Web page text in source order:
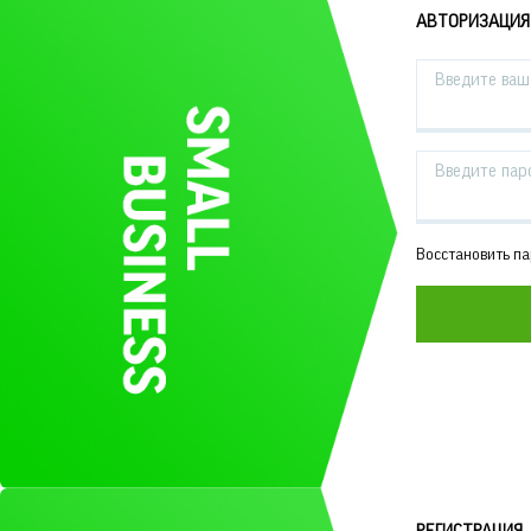
АВТОРИЗАЦИЯ
Введите
Введите
Восстановить